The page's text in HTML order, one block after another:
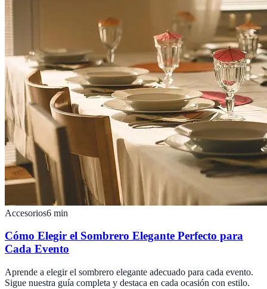
Accesorios6 min
Cómo Elegir el Sombrero Elegante Perfecto para
Cada Evento
Aprende a elegir el sombrero elegante adecuado para cada evento.
Sigue nuestra guía completa y destaca en cada ocasión con estilo.